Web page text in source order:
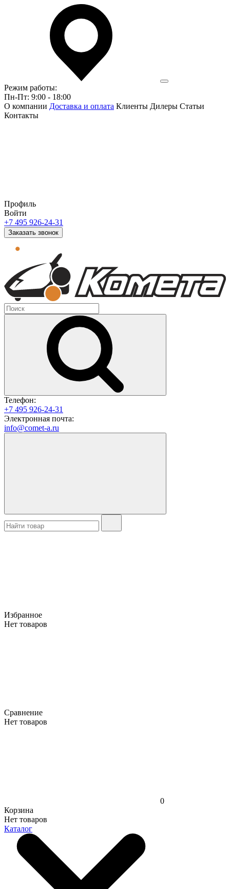
Режим работы:
Пн-Пт: 9:00 - 18:00
О компании Доставка и оплата Клиенты Дилеры Статьи
Контакты
Профиль
Войти
+7 495 926-24-31
Заказать звонок
Телефон:
+7 495 926-24-31
Электронная почта:
info@comet-a.ru
Избранное
Нет товаров
Сравнение
Нет товаров
0
Корзина
Нет товаров
Каталог